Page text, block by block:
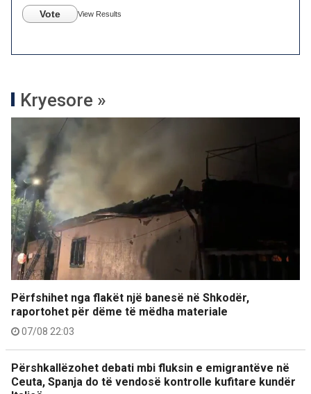
Vote View Results
Kryesore »
Përfshihet nga flakët një banesë në Shkodër,
raportohet për dëme të mëdha materiale
07/08 22:03
Përshkallëzohet debati mbi fluksin e emigrantëve në
Ceuta, Spanja do të vendosë kontrolle kufitare kundër